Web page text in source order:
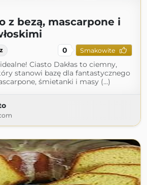
z bezą, mascarpone i
0 Smakowite
Ciasto Dakłas to ciemny,
stanowi bazę dla fantastycznego
śmietanki i masy (...)